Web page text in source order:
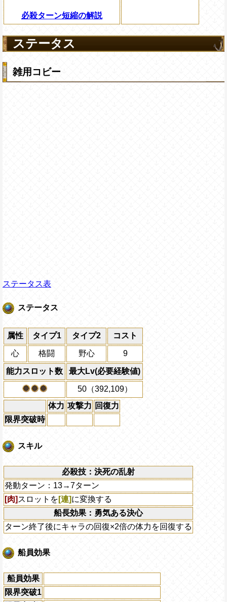
必殺ターン短縮の解説
ステータス
雑用コビー
ステータス表
ステータス
属性 タイプ1 タイプ2 コスト
心 格闘 野心 9
能力スロット数 最大Lv(必要経験値)
50（392,109）
体力 攻撃力 回復力
限界突破時
スキル
必殺技：決死の乱射
発動ターン：13→7ターン
[肉] スロットを [連]に変換する
船長効果：勇気ある決心
ターン終了後にキャラの回復×2倍の体力を回復する
船員効果
船員効果
限界突破1